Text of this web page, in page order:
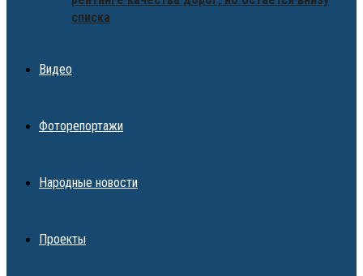
списка
Видео
Фоторепортажи
Народные новости
Проекты